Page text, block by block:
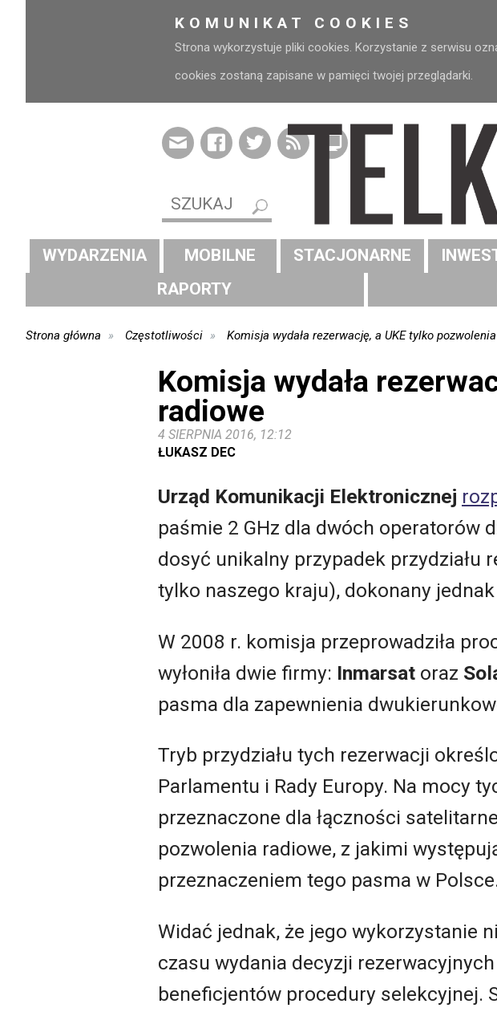
KOMUNIKAT COOKIES
Strona wykorzystuje pliki cookies. Korzystanie z serwisu
cookies zostaną zapisane w pamięci twojej przeglądarki.
WYDARZENIA MOBILNE STACJONARNE
RAPORTY
Strona główna Częstotliwości Komisja wydała rezerwację, a UKE tylko
Komisja wydała
radiowe
4 SIERPNIA 2016, 12:12
ŁUKASZ DEC
Urząd Komunikacji Elektronicznej
paśmie 2 GHz dla dwóch operatorów
dosyć unikalny przypadek przydziału
tylko naszego kraju), dokonany
W 2008 r. komisja przeprowadziła
wyłoniła dwie firmy: Inmarsat oraz
pasma dla zapewnienia
Tryb przydziału tych rezerwacji
Parlamentu i Rady Europy. Na mocy
przeznaczone dla łączności
pozwolenia radiowe, z jakimi
przeznaczeniem tego pasma w
Widać jednak, że jego wykorzystanie
czasu wydania decyzji
beneficjentów procedury selekcyjnej.